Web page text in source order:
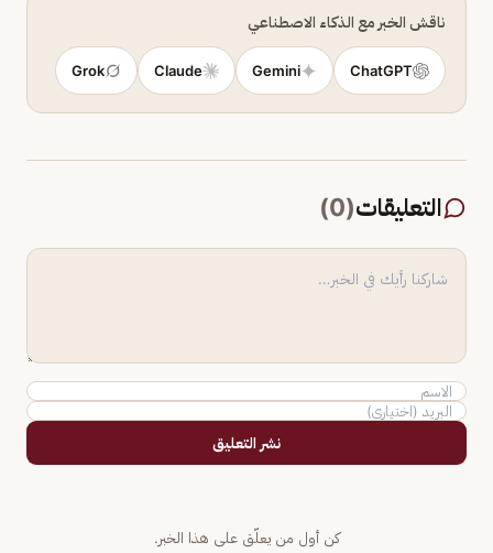
ناقش الخبر مع الذكاء الاصطناعي
ChatGPT
Gemini
Claude
Grok
التعليقات(
0
)
نشر التعليق
كن أول من يعلّق على هذا الخبر.